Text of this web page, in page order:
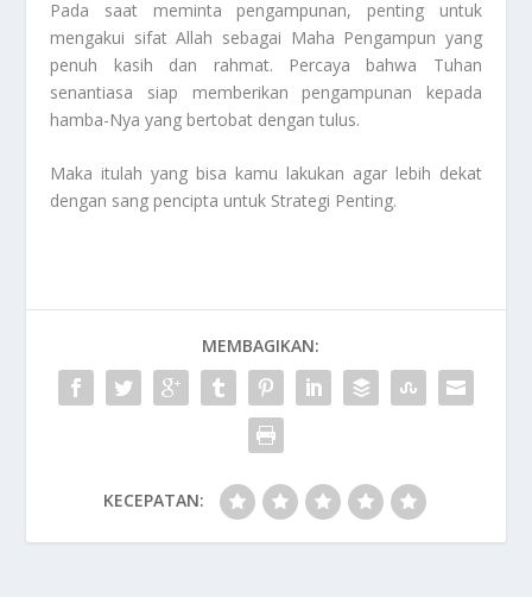
Pada saat meminta pengampunan, penting untuk
mengakui sifat Allah sebagai Maha Pengampun yang
penuh kasih dan rahmat. Percaya bahwa Tuhan
senantiasa siap memberikan pengampunan kepada
hamba-Nya yang bertobat dengan tulus.
Maka itulah yang bisa kamu lakukan agar lebih dekat
dengan sang pencipta untuk Strategi Penting.
MEMBAGIKAN:
KECEPATAN: